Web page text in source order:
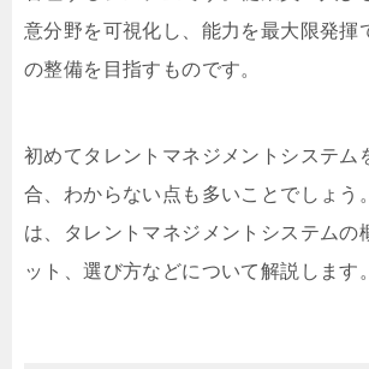
意分野を可視化し、能力を最大限発揮
の整備を目指すものです。
初めてタレントマネジメントシステム
合、わからない点も多いことでしょう
は、タレントマネジメントシステムの
ット、選び方などについて解説します。